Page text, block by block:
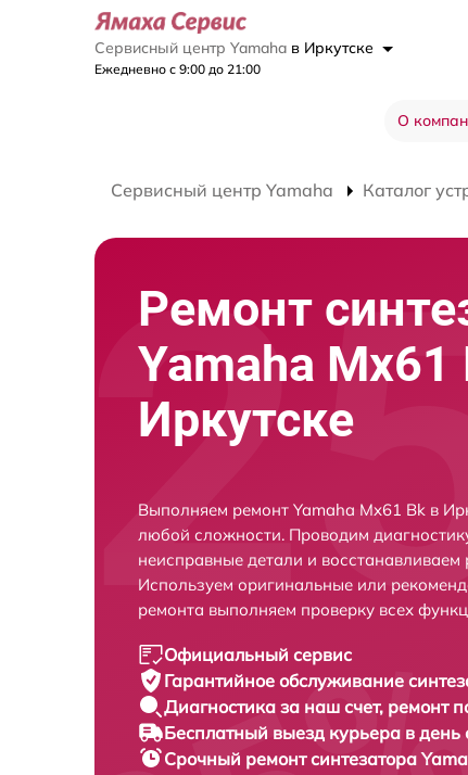
Сервисный центр Yamaha в Иркутске
Ежедневно с 9:00 до 21:00
О
Сервисный центр Yamaha Каталог
Ремонт
Yamaha Mx61
Иркутске
Выполняем ремонт Yamaha Mx61 Bk в
любой сложности. Проводим
неисправные детали и восстанавливаем
Используем оригинальные или
ремонта выполняем проверку всех
Официальный сервис
Гарантийное обслуживание
Диагностика за наш счет, ремонт
Бесплатный выезд курьера в
Срочный ремонтсинтезатора